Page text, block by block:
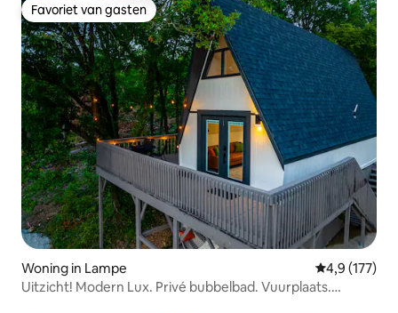
Favoriet van gasten
Favoriet van gasten
Woning in Lampe Gemiddelde
4,9 (177)
Uitzicht! Modern Lux. Privé bubbelbad. Vuurplaats.